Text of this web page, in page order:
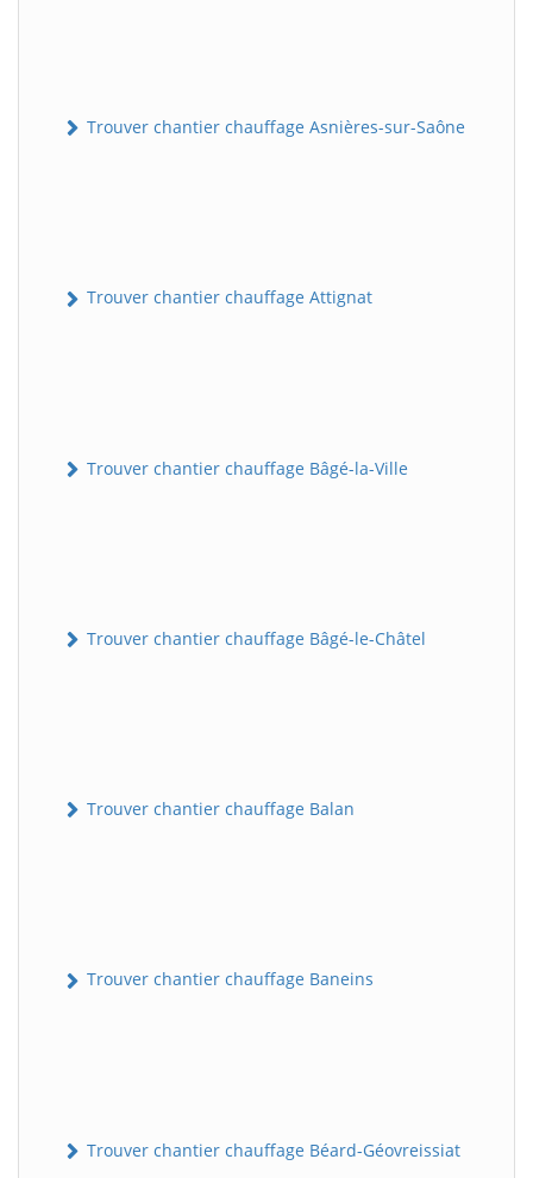
Trouver chantier chauffage Asnières-sur-Saône
Trouver chantier chauffage Attignat
Trouver chantier chauffage Bâgé-la-Ville
Trouver chantier chauffage Bâgé-le-Châtel
Trouver chantier chauffage Balan
Trouver chantier chauffage Baneins
Trouver chantier chauffage Béard-Géovreissiat